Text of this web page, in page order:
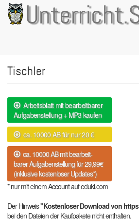
Direkt
zum
Inhalt
Tischler
Arbeitsblatt mit bearbeitbarer
Aufgabenstellung + MP3 kaufen
ca. 10000 AB für nur 20 €
ca. 10000 AB mit bearbeit-
barer Aufgabenstellung für 29,99€
(inklusive kostenloser Updates*)
* nur mit einem Account auf eduki.com
Der Hinweis"Kostenloser Download von
bei den Dateien der Kaufpakete nicht enthalten.